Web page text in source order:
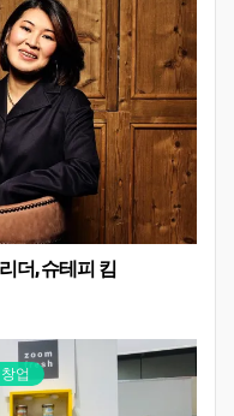
더, 슈테피 킴
창업